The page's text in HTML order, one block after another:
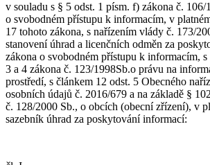
v souladu s § 5 odst. 1 písm. f) zákona č. 106/
o svobodném přístupu k informacím, v
17 tohoto zákona, s nařízením vlády č. 173/
stanovení úhrad a licenčních odměn za
zákona o svobodném přístupu k informacím, s
3 a 4 zákona č. 123/1998Sb.o právu na
prostředí, s článkem 12 odst. 5 Obecného
osobních údajů č. 2016/679 a na základě §
č. 128/2000 Sb., o obcích (obecní zřízení), v
sazebník úhrad za poskytování informací: